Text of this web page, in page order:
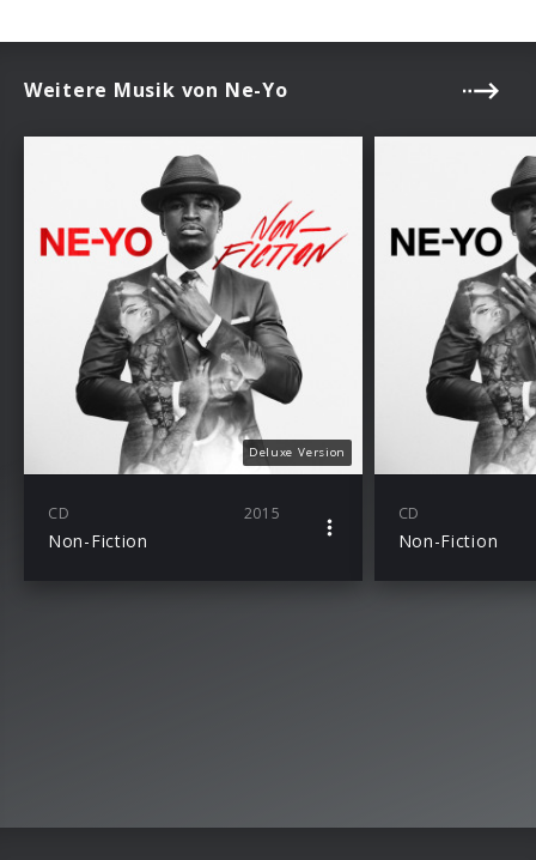
Weitere Musik von Ne-Yo
Deluxe Version
CD 2015
Non-Fiction
CD
Non-Fiction